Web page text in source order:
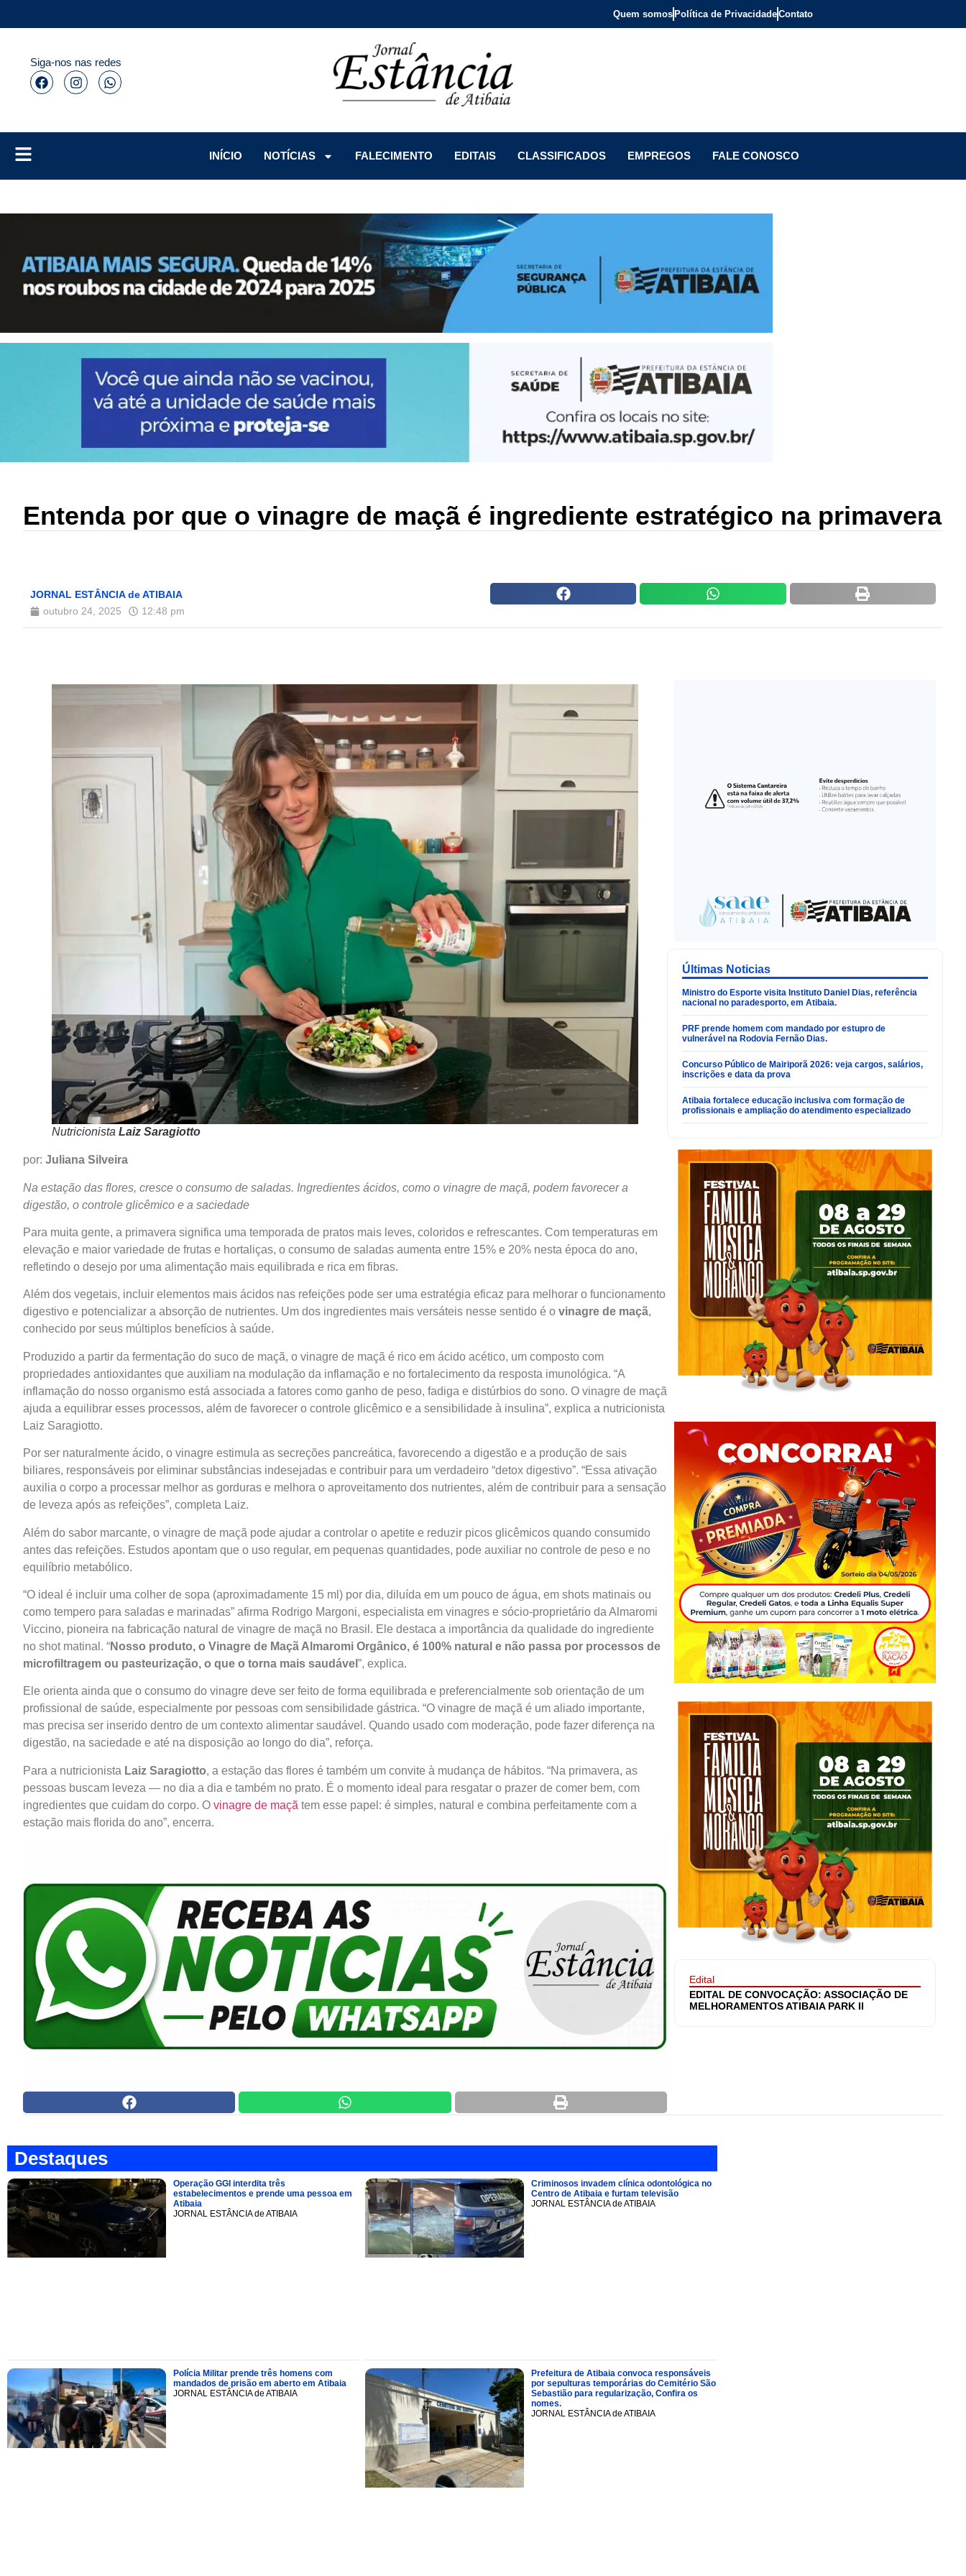
Quem somos Política de PrivacidadeContato
Siga-nos nas redes
INÍCIO
NOTÍCIAS FALECIMENTO EDITAIS CLASSIFICADOS EMPREGOS FALE CONOSCO
Entenda por que o vinagre de maçã é ingrediente estratégico na primavera
JORNAL ESTÂNCIA de ATIBAIA
outubro 24, 2025
12:48 pm
Nutricionista Laiz Saragiotto
por: Juliana Silveira
Na estação das flores, cresce o consumo de saladas. Ingredientes ácidos, como o vinagre de maçã, podem favorecer a
digestão, o controle glicêmico e a saciedade
Para muita gente, a primavera significa uma temporada de pratos mais leves, coloridos e refrescantes. Com temperaturas em
elevação e maior variedade de frutas e hortaliças, o consumo de saladas aumenta entre 15% e 20% nesta época do ano,
refletindo o desejo por uma alimentação mais equilibrada e rica em fibras.
Além dos vegetais, incluir elementos mais ácidos nas refeições pode ser uma estratégia eficaz para melhorar o funcionamento
digestivo e potencializar a absorção de nutrientes. Um dos ingredientes mais versáteis nesse sentido é o vinagre de maçã,
conhecido por seus múltiplos benefícios à saúde.
Produzido a partir da fermentação do suco de maçã, o vinagre de maçã é rico em ácido acético, um composto com
propriedades antioxidantes que auxiliam na modulação da inflamação e no fortalecimento da resposta imunológica. “A
inflamação do nosso organismo está associada a fatores como ganho de peso, fadiga e distúrbios do sono. O vinagre de maçã
ajuda a equilibrar esses processos, além de favorecer o controle glicêmico e a sensibilidade à insulina”, explica a nutricionista
Laiz Saragiotto.
Por ser naturalmente ácido, o vinagre estimula as secreções pancreática, favorecendo a digestão e a produção de sais
biliares, responsáveis por eliminar substâncias indesejadas e contribuir para um verdadeiro “detox digestivo”. “Essa ativação
auxilia o corpo a processar melhor as gorduras e melhora o aproveitamento dos nutrientes, além de contribuir para a sensação
de leveza após as refeições”, completa Laiz.
Além do sabor marcante, o vinagre de maçã pode ajudar a controlar o apetite e reduzir picos glicêmicos quando consumido
antes das refeições. Estudos apontam que o uso regular, em pequenas quantidades, pode auxiliar no controle de peso e no
equilíbrio metabólico.
“O ideal é incluir uma colher de sopa (aproximadamente 15 ml) por dia, diluída em um pouco de água, em shots matinais ou
como tempero para saladas e marinadas” afirma Rodrigo Margoni, especialista em vinagres e sócio-proprietário da Almaromi
Viccino, pioneira na fabricação natural de vinagre de maçã no Brasil. Ele destaca a importância da qualidade do ingrediente
no shot matinal. “Nosso produto, o Vinagre de Maçã Almaromi Orgânico, é 100% natural e não passa por processos de
microfiltragem ou pasteurização, o que o torna mais saudável ”, explica.
Ele orienta ainda que o consumo do vinagre deve ser feito de forma equilibrada e preferencialmente sob orientação de um
profissional de saúde, especialmente por pessoas com sensibilidade gástrica. “O vinagre de maçã é um aliado importante,
mas precisa ser inserido dentro de um contexto alimentar saudável. Quando usado com moderação, pode fazer diferença na
digestão, na saciedade e até na disposição ao longo do dia”, reforça.
Para a nutricionista Laiz Saragiotto, a estação das flores é também um convite à mudança de hábitos. “Na primavera, as
pessoas buscam leveza — no dia a dia e também no prato. É o momento ideal para resgatar o prazer de comer bem, com
ingredientes que cuidam do corpo. O vinagre de maçã tem esse papel: é simples, natural e combina perfeitamente com a
estação mais florida do ano”, encerra.
Últimas Noticias
Ministro do Esporte visita Instituto Daniel Dias, referência
nacional no paradesporto, em Atibaia.
PRF prende homem com mandado por estupro de
vulnerável na Rodovia Fernão Dias.
Concurso Público de Mairiporã 2026: veja cargos, salários,
inscrições e data da prova
Atibaia fortalece educação inclusiva com formação de
profissionais e ampliação do atendimento especializado
Edital
EDITAL DE CONVOCAÇÃO: ASSOCIAÇÃO DE
MELHORAMENTOS ATIBAIA PARK II
Destaques
Operação GGI interdita três
estabelecimentos e prende uma pessoa em
Atibaia
JORNAL ESTÂNCIA de ATIBAIA
Criminosos invadem clínica odontológica no
Centro de Atibaia e furtam televisão
JORNAL ESTÂNCIA de ATIBAIA
Polícia Militar prende três homens com
mandados de prisão em aberto em Atibaia
JORNAL ESTÂNCIA de ATIBAIA
Prefeitura de Atibaia convoca responsáveis
por sepulturas temporárias do Cemitério São
Sebastião para regularização, Confira os
nomes.
JORNAL ESTÂNCIA de ATIBAIA